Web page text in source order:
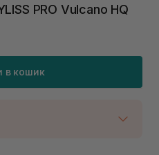
PRO Vulcano HQ
в кошик